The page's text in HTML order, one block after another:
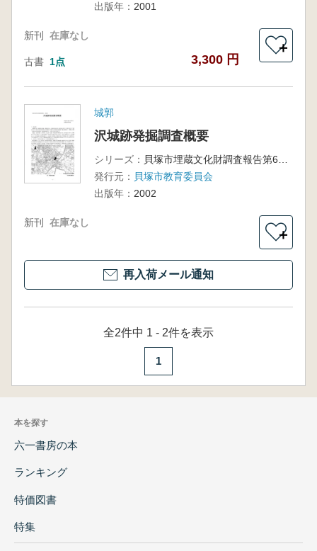
出版年： 2001
新刊 在庫なし
古書 1点 3,300 円
＋
城郭
沢城跡発掘調査概要
シリーズ：
発行元： 貝塚市教育委員会
出版年： 2002
新刊 在庫なし
＋
再入荷メール通知
全2件中 1 - 2件を表示
1
本を探す
六一書房の本
ランキング
特価図書
特集